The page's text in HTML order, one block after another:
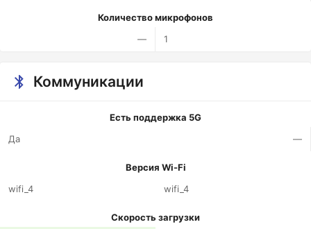
Количество микрофонов
—
1
Коммуникации
Есть поддержка 5G
Да
—
Версия Wi-Fi
wifi_4
wifi_4
Скорость загрузки